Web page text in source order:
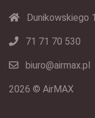
Dunikowskiego
71 71 70 530
biuro@airmax.pl
2026 © AirMAX